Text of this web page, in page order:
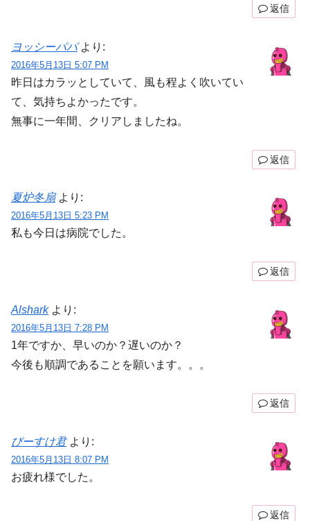
返信
ヨッシーパパ より:
2016年5月13日 5:07 PM
昨日はカラッとしていて、風も程よく吹いてい
て、気持ちよかったです。
無事に一年間、クリアしましたね。
返信
夏炉冬扇 より:
2016年5月13日 5:23 PM
私も今日は病院でした。
返信
Alshark より:
2016年5月13日 7:28 PM
1年ですか、早いのか？遅いのか？
今後も順調であることを願います。。。
返信
ぴーすけ君 より:
2016年5月13日 8:07 PM
お疲れ様でした。
返信